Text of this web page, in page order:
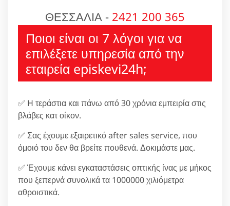
ΘΕΣΣΑΛΙΑ - 2421 200 365
Ποιοι είναι οι 7 λόγοι για να
επιλέξετε υπηρεσία από την
εταιρεία episkevi24h;
✅ H τεράστια και πάνω από 30 χρόνια εμπειρία στις
βλάβες κατ οίκον.
✅ Σας έχουμε εξαιρετικό after sales service, που
όμοιό του δεν θα βρείτε πουθενά. Δοκιμάστε μας.
✅ Έχουμε κάνει εγκαταστάσεις οπτικής ίνας με μήκος
που ξεπερνά συνολικά τα 1000000 χιλιόμετρα
αθροιστικά.